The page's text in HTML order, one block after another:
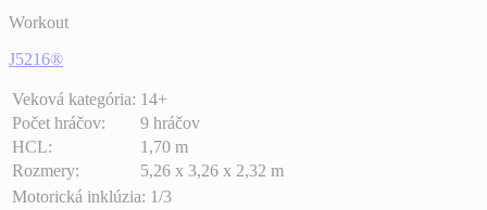
Workout
J5216®
Veková kategória: 14+
Počet hráčov:
9 hráčov
HCL:
1,70 m
Rozmery:
5,26 x 3,26 x 2,32 m
Motorická inklúzia: 1/3